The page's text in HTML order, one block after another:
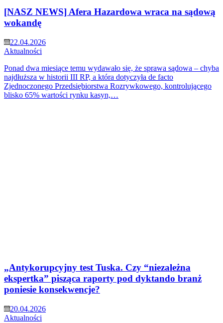
[NASZ NEWS] Afera Hazardowa wraca na sądową
wokandę
22.04.2026
Aktualności
Ponad dwa miesiące temu wydawało się, że sprawa sądowa – chyba
najdłuższa w historii III RP, a która dotyczyła de facto
Zjednoczonego Przedsiębiorstwa Rozrywkowego, kontrolującego
blisko 65% wartości rynku kasyn,…
„Antykorupcyjny test Tuska. Czy “niezależna
ekspertka” pisząca raporty pod dyktando branż
poniesie konsekwencje?
20.04.2026
Aktualności